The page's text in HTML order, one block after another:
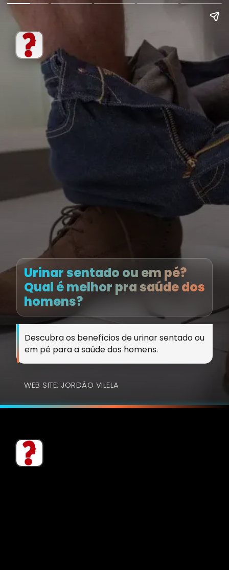
Urinar sentado ou em pé?
Qual é melhor pra saúde dos
homens?
Descubra os benefícios de urinar sentado ou
em pé para a saúde dos homens.
WEB SITE: JORDÃO VILELA